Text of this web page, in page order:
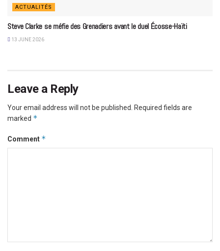
ACTUALITÉS
Steve Clarke se méfie des Grenadiers avant le duel Écosse-Haïti
13 JUNE 2026
Leave a Reply
Your email address will not be published. Required fields are
marked *
Comment *